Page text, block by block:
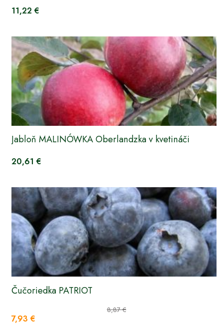
11,22 €
Jabloň MALINÓWKA Oberlandzka v kvetináči
20,61 €
Čučoriedka PATRIOT
8,87 €
7,93 €